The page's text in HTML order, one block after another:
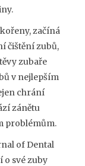
začíná
čištění zubů,
zubaře
v nejlepším
chrání
zánětu
problémům.
of Dental
o své zuby